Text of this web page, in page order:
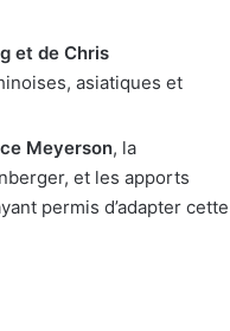
et de Chris
asiatiques et
Meyerson, la
et les apports
permis d’adapter cette